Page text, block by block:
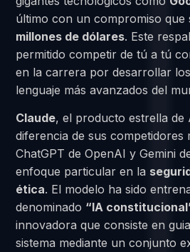
último con un compromiso
millones de dólares. Este
permitido competir de tú a tú
en la carrera por desarrollar
lenguaje más avanzados del
Claude, el producto estrella de
diferencia de sus
ChatGPT de OpenAI y Gemini
enfoque particular en la
ética. El modelo ha sido
denominado “IA
innovadora que consiste en
sistema mediante un conjunto